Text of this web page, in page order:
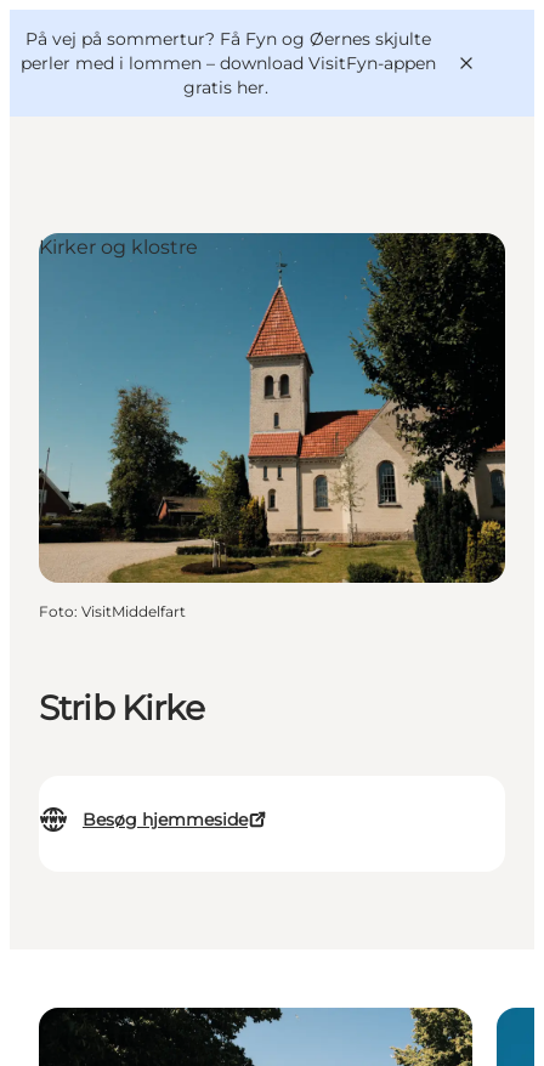
På vej på sommertur? Få Fyn og Øernes skjulte
perler med i lommen – download VisitFyn-appen
gratis her.
Oplevelser
Book lokale oplevelser
VisitFyn
Deutsch
Strib Kirke
Besøg hjemmeside
Kirker og klostre
Foto: VisitMiddelfart